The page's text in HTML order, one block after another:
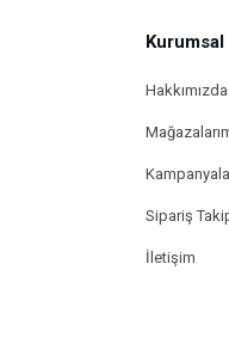
Kurumsal
Hakkımızda
Sipariş
İletişim